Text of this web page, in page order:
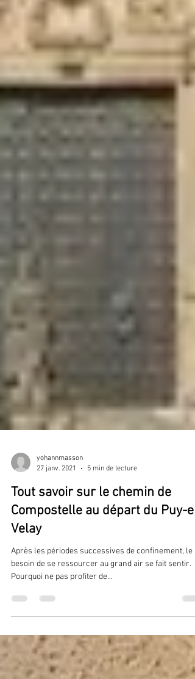
yohannmasson
27 janv. 2021
5 min de lecture
Tout savoir sur le chemin de
Compostelle au départ du Puy-
Velay
besoin de se ressourcer au grand air se fait sentir.
Pourquoi ne pas profiter de...